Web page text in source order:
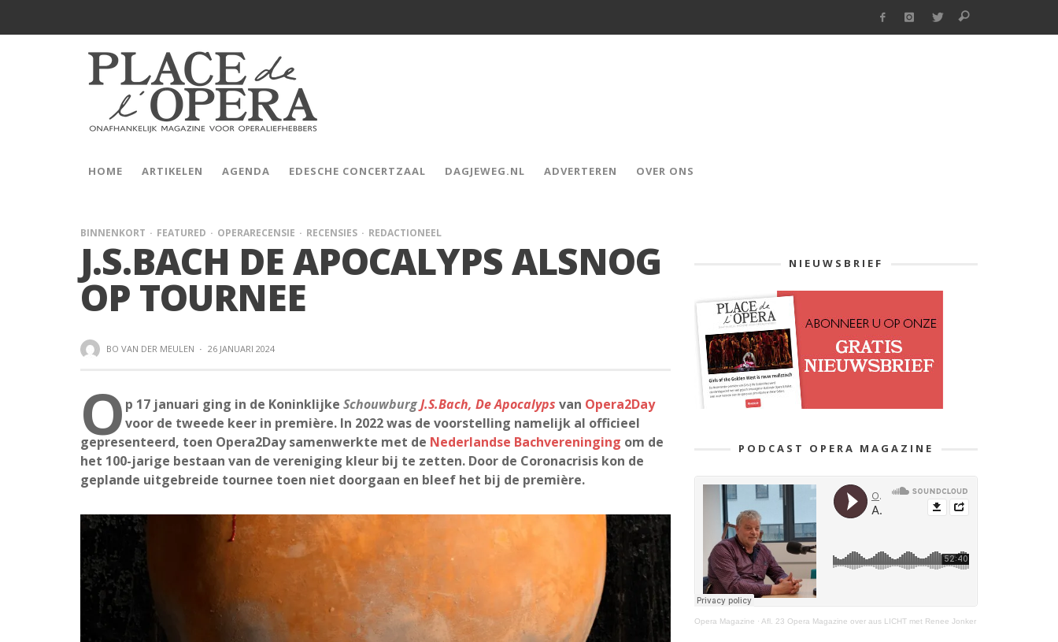
HOME ARTIKELEN AGENDA EDESCHE CONCERTZAAL DAGJEWEG.NL ADVERTEREN OVER ONS
BINNENKORT FEATURED OPERARECENSIE RECENSIES REDACTIONEEL
J.S.BACH DE APOCALYPS ALSNOG
OP TOURNEE
BO VAN DER MEULEN · 26 JANUARI 2024
O p 17 januari ging in de Koninklijke SchouwburgJ.S.Bach, De Apocalyps van Opera2Day
voor de tweede keer in première. In 2022 was de voorstelling namelijk al officieel
gepresenteerd, toen Opera2Day samenwerkte met de Nederlandse Bachvereninging om de
het 100-jarige bestaan van de vereniging kleur bij te zetten. Door de Coronacrisis kon de
geplande uitgebreide tournee toen niet doorgaan en bleef het bij de première.
NIEUWSBRIEF
PODCAST OPERA MAGAZINE
Opera Magazine · Afl. 23 Opera Magazine over aus LICHT met Renee Jonker